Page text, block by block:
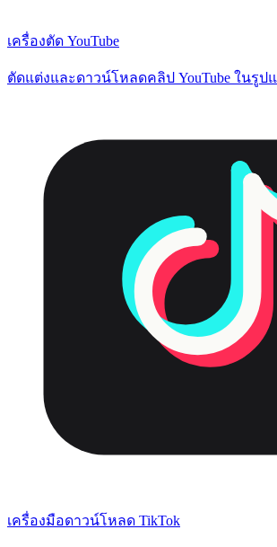
เครื่องตัด YouTube
ตัดแต่งและดาวน์โหลดคลิป YouTube ในรูป
เครื่องมือดาวน์โหลด TikTok